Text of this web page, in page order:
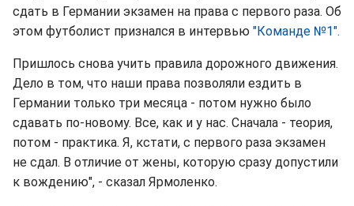
сдать в Германии экзамен на права с первого раза. Об
этом футболист признался в интервью "Команде №1".
Пришлось снова учить правила дорожного движения.
Дело в том, что наши права позволяли ездить в
Германии только три месяца - потом нужно было
сдавать по-новому. Все, как и у нас. Сначала - теория,
потом - практика. Я, кстати, с первого раза экзамен
не сдал. В отличие от жены, которую сразу допустили
к вождению", - сказал Ярмоленко.